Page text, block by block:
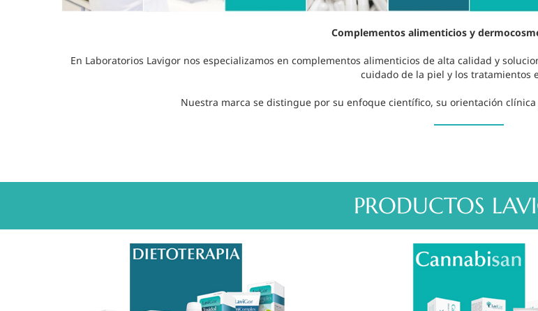
Complementos alimenticios y
En Laboratorios Lavigor nos especializamos en complementos alimenticios de alta calidad y
cuidado de la piel y los tratamientos
Nuestra marca se distingue por su enfoque científico, su orientación
PRODUCTOS